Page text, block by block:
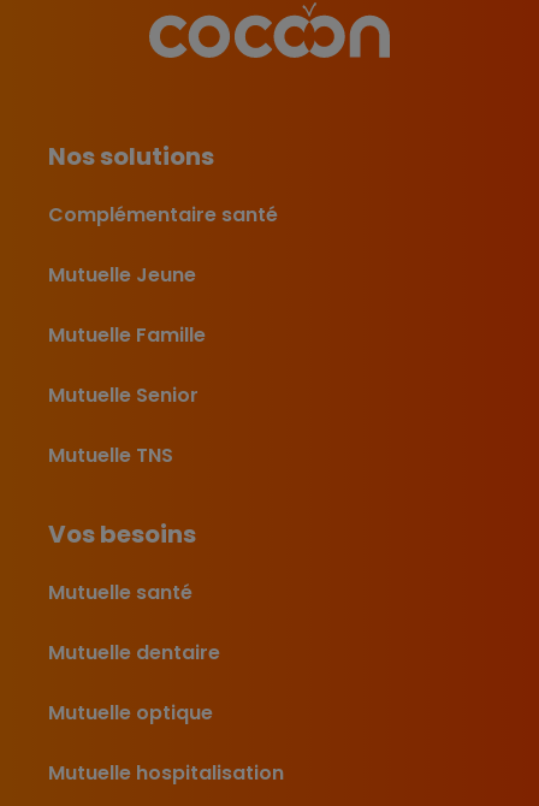
Nos solutions
Complémentaire santé
Mutuelle Jeune
Mutuelle Famille
Mutuelle Senior
Mutuelle TNS
Vos besoins
Mutuelle santé
Mutuelle dentaire
Mutuelle optique
Mutuelle hospitalisation